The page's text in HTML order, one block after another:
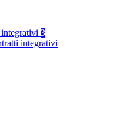
3
integrativi